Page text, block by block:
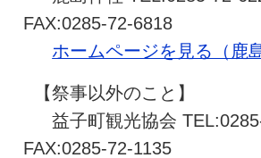
FAX:0285-72-6818
ホームページを見る（鹿
【祭事以外のこと】
益子町観光協会
FAX:0285-72-1135